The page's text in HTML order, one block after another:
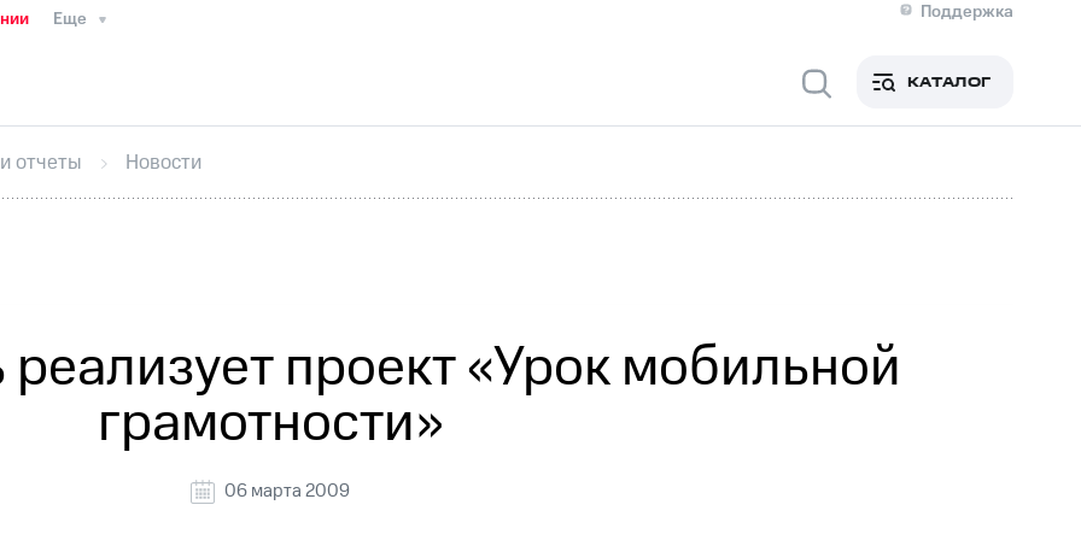
Еще
Поддержка
Медиа-центр
ИнтервьюФинансовая отчетностьКонтактыНовости в регионе
секретарьРаскрытие информации
кабинет акционераАкционерный капиталКонтроль и аудитРынок акций
КАТАЛОГ
отчеты Новости
проект «Урок мобильной
грамотности»
06 марта 2009